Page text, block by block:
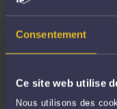
Consentement
Ce site web utilise
Nous utilisons des